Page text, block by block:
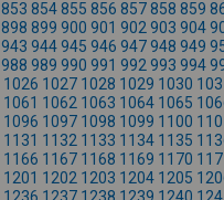
853 854855 856 857858 859
898 899 900 901 902 903 904
943 944945 946 947948 949
988 989 990 991 992 993 994
1026 1027 1028 1029 1030
1061 1062 1063 1064 1065
1096 1097 1098 1099 1100
1131 1132 1133 1134 1135
1166 1167 1168 1169 1170
1201 1202 1203 1204 1205